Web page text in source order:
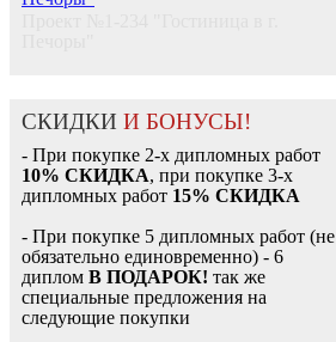
СКИДКИ И БОНУСЫ!
- При покупке 2-х дипломных работ
10% СКИДКА, при покупке 3-х
дипломных работ 15% СКИДКА
- При покупке 5 дипломных работ (не
обязательно единовременно) - 6
диплом В ПОДАРОК! так же
специальные предложения на
следующие покупки